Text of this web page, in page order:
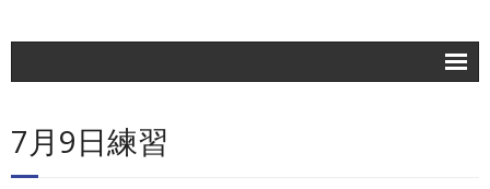
楽団紹介
7月9日練習